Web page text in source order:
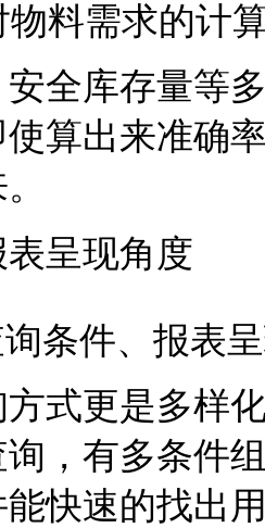
物料需求的计
全库存量等
算出来准确
呈现角度
询条件、报表
式更是多样
，有多条件
能快速的找出